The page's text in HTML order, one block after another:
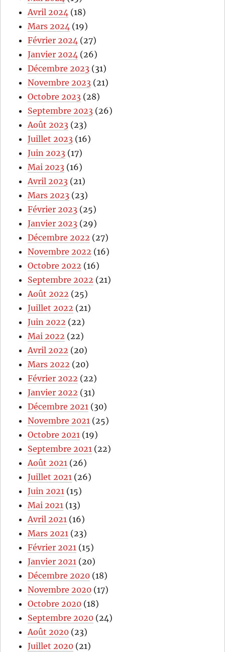
Avril 2024 (18)
Mars 2024 (19)
Février 2024 (27)
Janvier 2024 (26)
Décembre 2023 (31)
Novembre 2023 (21)
Octobre 2023 (28)
Septembre 2023 (26)
Août 2023 (23)
Juillet 2023 (16)
Juin 2023 (17)
Mai 2023 (16)
Avril 2023 (21)
Mars 2023 (23)
Février 2023 (25)
Janvier 2023 (29)
Décembre 2022 (27)
Novembre 2022 (16)
Octobre 2022 (16)
Septembre 2022 (21)
Août 2022 (25)
Juillet 2022 (21)
Juin 2022 (22)
Mai 2022 (22)
Avril 2022 (20)
Mars 2022 (20)
Février 2022 (22)
Janvier 2022 (31)
Décembre 2021 (30)
Novembre 2021 (25)
Octobre 2021 (19)
Septembre 2021 (22)
Août 2021 (26)
Juillet 2021 (26)
Juin 2021 (15)
Mai 2021 (13)
Avril 2021 (16)
Mars 2021 (23)
Février 2021 (15)
Janvier 2021 (20)
Décembre 2020 (18)
Novembre 2020 (17)
Octobre 2020 (18)
Septembre 2020 (24)
Août 2020 (23)
Juillet 2020 (21)